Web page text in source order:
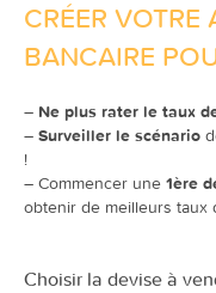
CRÉER VOTRE
BANCAIRE
– Ne plus rater le taux
– Surveiller le scénario
!
– Commencer une 1ère
obtenir de meilleurs taux
Choisir la devise à